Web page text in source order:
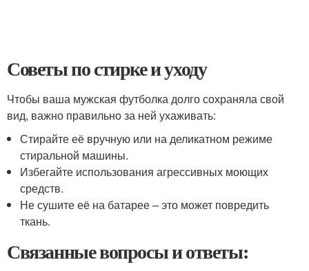
Советы по стирке и уходу
Чтобы ваша мужская футболка долго сохраняла свой
вид, важно правильно за ней ухаживать:
Стирайте её вручную или на деликатном режиме
стиральной машины.
Избегайте использования агрессивных моющих
средств.
Не сушите её на батарее – это может повредить
ткань.
Связанные вопросы и ответы: